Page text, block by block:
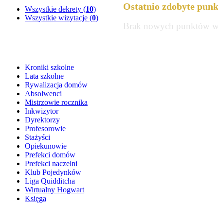
Wszystkie dekrety (10)
Wszystkie wizytacje (0)
Kroniki szkolne
Lata szkolne
Rywalizacja domów
Absolwenci
Mistrzowie rocznika
Inkwizytor
Dyrektorzy
Profesorowie
Stażyści
Opiekunowie
Prefekci domów
Prefekci naczelni
Klub Pojedynków
Liga Quidditcha
Wirtualny Hogwart
Księga
Ostatnio zdobyte
Brak nowych punktów